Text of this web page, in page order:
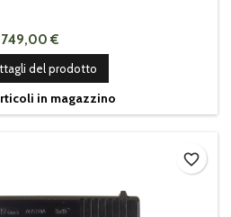
749,00 €
del prodotto
in magazzino
favorite_border